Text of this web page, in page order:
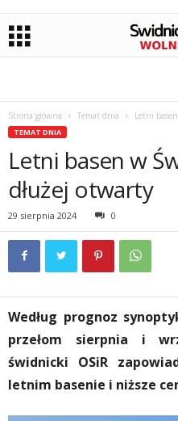
Strona główna Temat dnia Letni
TEMAT DNIA
Letni basen w
dłużej otwarty
29 sierpnia 2024 0
Według prognoz
przełom sierpnia i
świdnicki OSiR
letnim basenie i niższe